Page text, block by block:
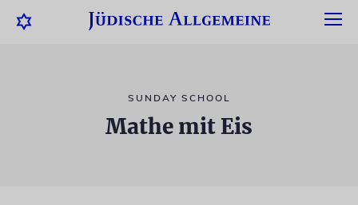
SUNDAY SCHOOL
Mathe mit Eis